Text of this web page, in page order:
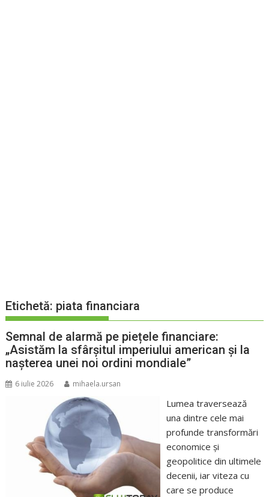
Etichetă: piata financiara
Semnal de alarmă pe piețele financiare:
„Asistăm la sfârșitul imperiului american și la
nașterea unei noi ordini mondiale”
6 iulie 2026 mihaela.ursan
Lumea traversează
una dintre cele mai
profunde transformări
economice și
geopolitice din ultimele
decenii, iar viteza cu
care se produce